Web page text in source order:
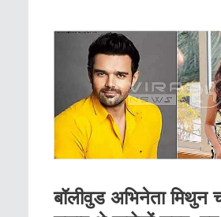
बॉलीवुड अभिनेता मिथुन